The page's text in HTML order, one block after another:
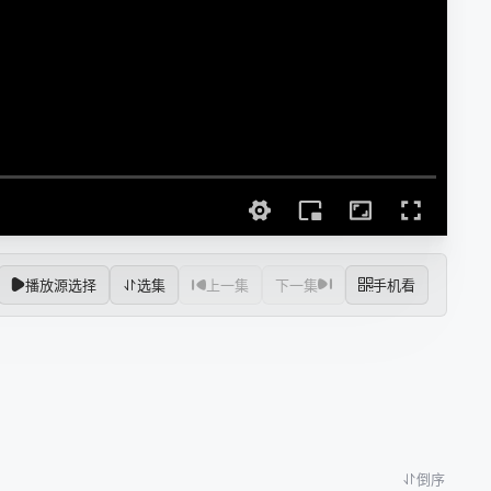
播放源选择 选集 上一集 下一集 手机看
倒序